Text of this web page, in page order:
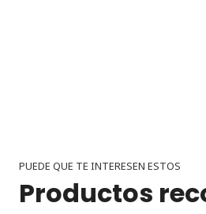
PUEDE QUE TE INTERESEN ESTOS
Productos